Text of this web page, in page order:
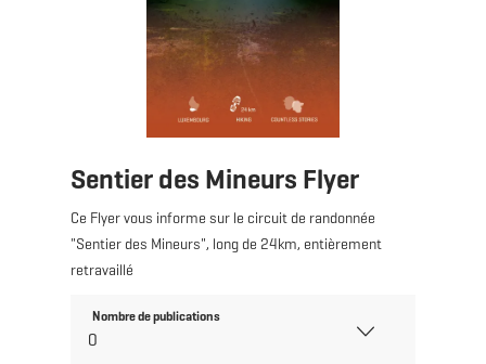
Sentier des Mineurs Flyer
Ce Flyer vous informe sur le circuit de randonnée
"Sentier des Mineurs", long de 24km, entièrement
retravaillé
Nombre de publications